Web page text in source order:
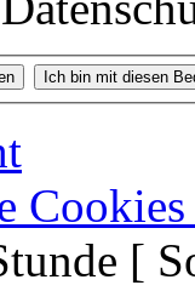
Cookies
[